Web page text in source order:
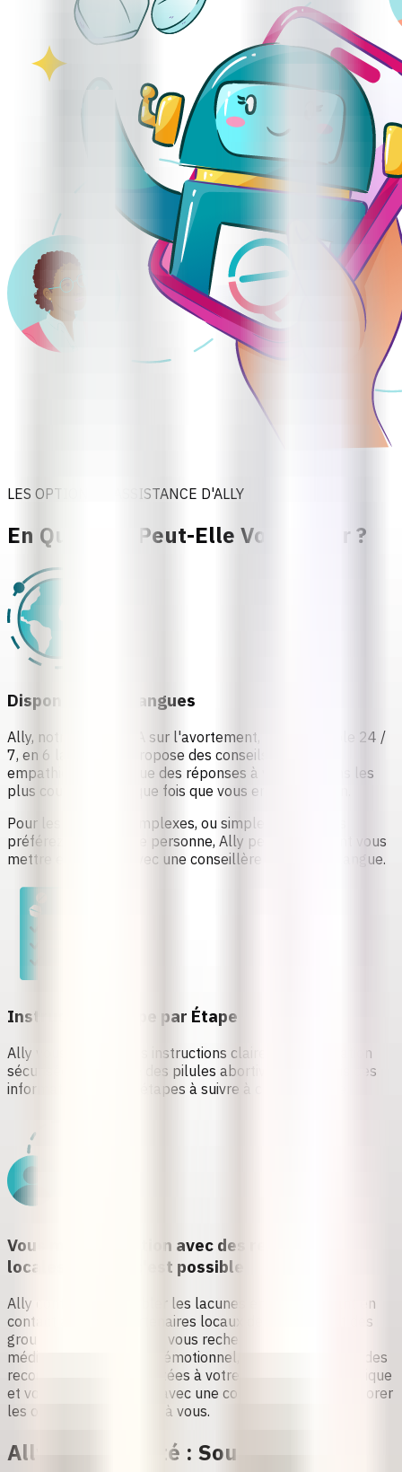
LES OPTIONS D'ASSISTANCE D'ALLY
En Quoi Ally Peut-Elle Vous Aider ?
Disponible en 6 langues
Ally, notre chatbot IA sur l'avortement, est disponible 24 /
7, en 6 langues
, et propose des conseils précis et
empathiques, ainsi que des réponses à vos questions les
plus courantes, chaque fois que vous en avez besoin.
Pour les cas plus complexes, ou simplement si vous
préférez parler à une personne, Ally peut également vous
mettre en contact avec une conseillère dans votre langue.
Instructions Étape par Étape
Ally vous fournira des instructions claires sur
l'utilisation
sécurisée et efficace des pilules abortives
, y compris des
informations sur les étapes à suivre à chaque phase.
Vous met en relation avec des ressources
locales lorsque c'est possible
Ally contribue à combler les lacunes en vous mettant en
contact avec des
partenaires locaux de confiance et des
groupes de soutien
. Que vous recherchiez des conseils
médicaux ou un soutien émotionnel, Ally vous propose des
recommandations adaptées à votre situation géographique
et vous met en contact avec une conseillère afin d'explorer
les options qui s'offrent à vous.
Ally à Votre Côté : Soutien